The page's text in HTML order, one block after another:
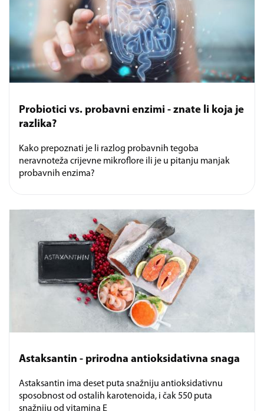
Probiotici vs. probavni enzimi - znate li koja je
razlika?
Kako prepoznati je li razlog probavnih tegoba
neravnoteža crijevne mikroflore ili je u pitanju manjak
probavnih enzima?
Astaksantin - prirodna antioksidativna snaga
Astaksantin ima deset puta snažniju antioksidativnu
sposobnost od ostalih karotenoida, i čak 550 puta
snažniju od vitamina E